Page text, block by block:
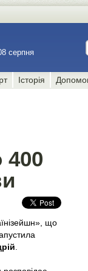
серпня
Історія
400
що